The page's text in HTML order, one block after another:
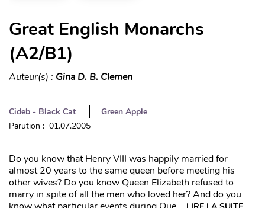
Great English Monarchs
(A2/B1)
Auteur(s) : Gina D. B. Clemen
Cideb - Black Cat
Green Apple
Parution : 01.07.2005
Do you know that Henry VIII was happily married for
almost 20 years to the same queen before meeting his
other wives? Do you know Queen Elizabeth refused to
marry in spite of all the men who loved her? And do you